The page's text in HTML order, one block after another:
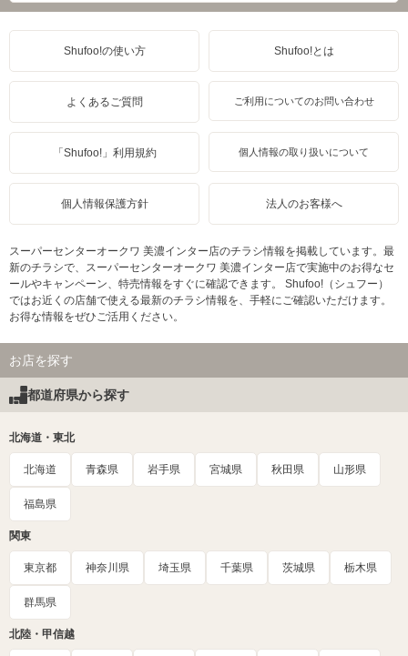
Shufoo!の使い方 Shufoo!とは
よくあるご質問 ご利用についてのお問い合わせ
「Shufoo!」利用規約 個人情報の取り扱いについて
個人情報保護方針 法人のお客様へ
スーパーセンターオークワ 美濃インター店のチラシ情報を掲載しています。最
新のチラシで、スーパーセンターオークワ 美濃インター店で実施中のお得なセ
ールやキャンペーン、特売情報をすぐに確認できます。 Shufoo!（シュフー）
ではお近くの店舗で使える最新のチラシ情報を、手軽にご確認いただけます。
お得な情報をぜひご活用ください。
お店を探す
都道府県から探す
北海道・東北
北海道 青森県 岩手県 宮城県 秋田県 山形県
福島県
関東
東京都 神奈川県 埼玉県 千葉県 茨城県 栃木県
群馬県
北陸・甲信越